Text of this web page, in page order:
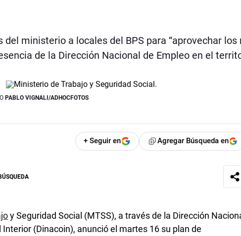
ministerio a locales del BPS para “aprovechar los
de la Dirección Nacional de Empleo en el
PABLO VIGNALI/ADHOCFOTOS
+ Seguir en Agregar Búsqueda en
y Seguridad Social (MTSS), a través de la Dirección
(Dinacoin), anunció el martes 16 su plan de